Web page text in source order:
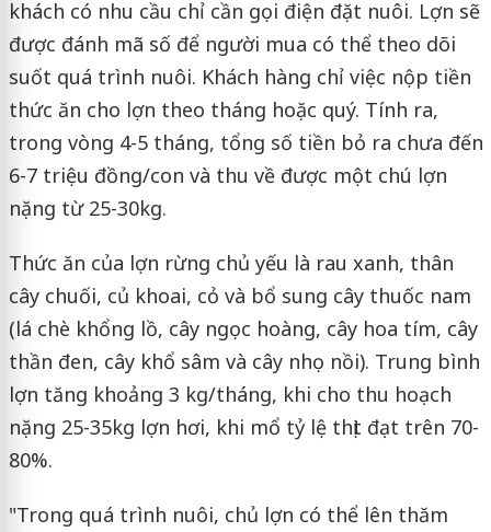
khách có nhu cầu chỉ cần gọi điện đặt nuôi. Lợn sẽ
được đánh mã số để người mua có thể theo dõi
suốt quá trình nuôi. Khách hàng chỉ việc nộp tiền
thức ăn cho lợn theo tháng hoặc quý. Tính ra,
trong vòng 4-5 tháng, tổng số tiền bỏ ra chưa đến
6-7 triệu đồng/con và thu về được một chú lợn
nặng từ 25-30kg.
Thức ăn của lợn rừng chủ yếu là rau xanh, thân
cây chuối, củ khoai, cỏ và bổ sung cây thuốc nam
(lá chè khổng lồ, cây ngọc hoàng, cây hoa tím, cây
thần đen, cây khổ sâm và cây nhọ nồi). Trung bình
lợn tăng khoảng 3 kg/tháng, khi cho thu hoạch
nặng 25-35kg lợn hơi, khi mổ tỷ lệ thịt đạt trên 70-
80%.
"Trong quá trình nuôi, chủ lợn có thể lên thăm